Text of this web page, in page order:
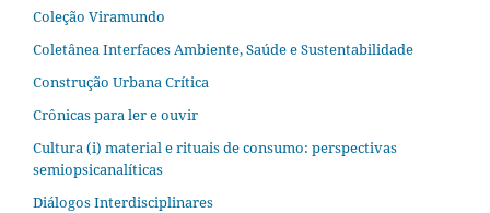
Coleção Viramundo
Coletânea Interfaces Ambiente, Saúde e Sustentabilidade
Construção Urbana Crítica
Crônicas para ler e ouvir
Cultura (i) material e rituais de consumo: perspectivas
semiopsicanalíticas
Diálogos Interdisciplinares